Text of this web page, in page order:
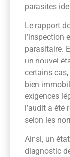
parasites
Le rapport
l’inspection
parasitaire.
un nouvel
certains cas,
bien
exigences
l’audit a été
selon les
Ainsi, un
diagnostic